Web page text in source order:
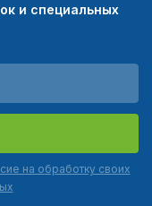
и специальных
на обработку своих